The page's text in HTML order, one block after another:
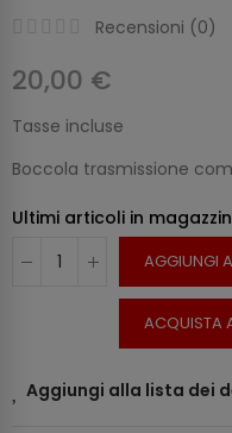
Recensioni (0)
20,00 €
Tasse incluse
Boccola trasmissione
Ultimi articoli in
AGGIUNGI
ACQUISTA
Aggiungi alla lista dei